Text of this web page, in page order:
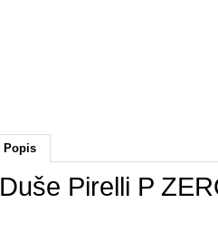
Popis
Duše Pirelli P